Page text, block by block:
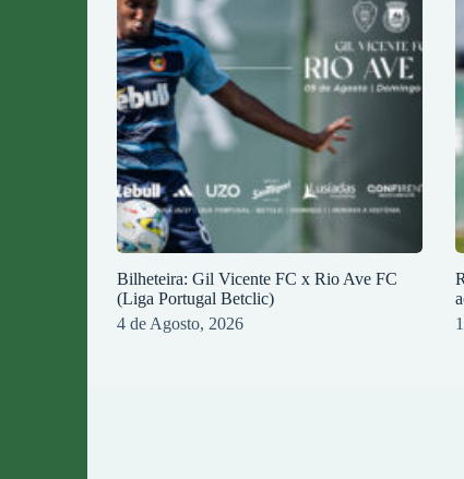
Bilheteira: Gil Vicente FC x Rio Ave FC
(Liga Portugal Betclic)
4 de Agosto, 2026